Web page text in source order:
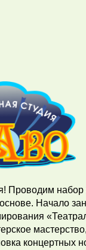
Проводим
Начало
концертных